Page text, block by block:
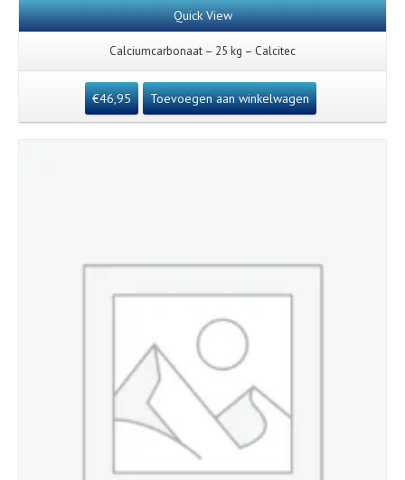
Quick View
Calciumcarbonaat – 25 kg – Calcitec
€46,95 Toevoegen aan winkelwagen